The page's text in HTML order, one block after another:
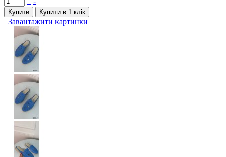
Купити Купити в 1 клiк
Завантажити картинки